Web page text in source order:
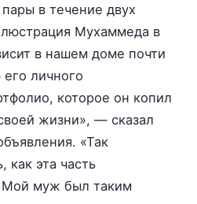
в течение двух
Мухаммеда в
в нашем доме почти
личного
которое он копил
жизни», — сказал
«Так
как эта часть
Мой муж был таким